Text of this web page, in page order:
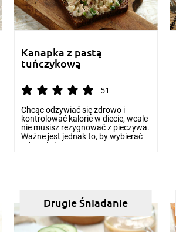
Kanapka z pastą
tuńczykową
51
Chcąc odżywiać się zdrowo i
kontrolować kalorie w diecie, wcale
nie musisz rezygnować z pieczywa.
Ważne jest jednak to, by wybierać
odpowied...
Drugie Śniadanie